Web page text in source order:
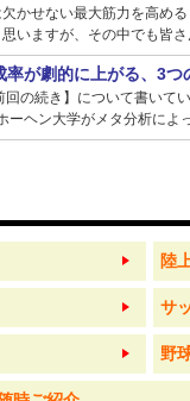
かせない最大筋力を高め
いますが、その中でも皆さ
率が劇的に上がる、3
の続き】について書いて
ヘン大学がメタ分析によ
陸
サ
野